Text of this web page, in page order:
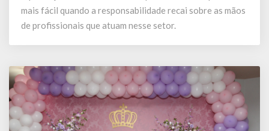
vão
da
alimentos
mais fácil quando a responsabilidade recai sobre as mãos
de profissionais que atuam nesse setor.